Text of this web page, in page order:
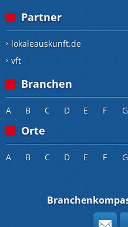
Partner
lokaleauskunft.de
vft
Branchen
A B C D E F G
Orte
A B C D E F G